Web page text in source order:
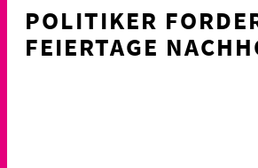
POLITIKER
FEIERTAGE